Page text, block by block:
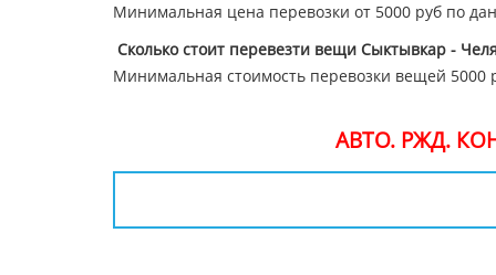
Минимальная цена перевозки от 5000 руб по
Сколько стоит перевезти вещи Сыктывкар -
Минимальная стоимость перевозки вещей
АВТО. РЖД.